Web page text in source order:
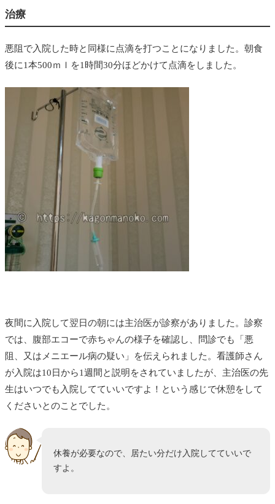
治療
悪阻で入院した時と同様に点滴を打つことになりました。朝食
後に1本500ｍｌを1時間30分ほどかけて点滴をしました。
夜間に入院して翌日の朝には主治医が診察がありました。診察
では、腹部エコーで赤ちゃんの様子を確認し、問診でも「悪
阻、又はメニエール病の疑い」を伝えられました。看護師さん
が入院は10日から1週間と説明をされていましたが、主治医の先
生はいつでも入院してていいですよ！という感じで休憩をして
くださいとのことでした。
休養が必要なので、居たい分だけ入院してていいで
すよ。